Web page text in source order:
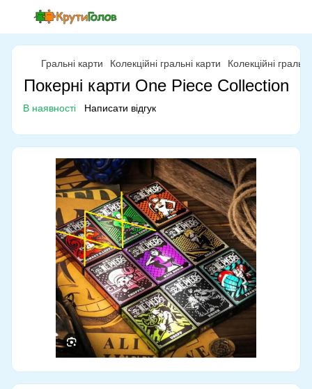
Гральні карти Колекційні гральні карти Колекційні
Покерні карти One Piece Collection
В наявності Написати відгук